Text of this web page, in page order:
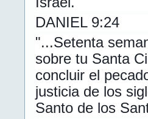
DANIEL 9:24
"...Setenta
sobre tu Santa
concluir el
justicia de los
Santo de los